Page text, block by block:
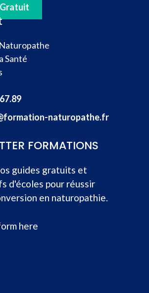
Santé
naturopathe.fr
FORMATIONS
guides gratuits et
d'écoles pour réussir
en naturopathie.
here